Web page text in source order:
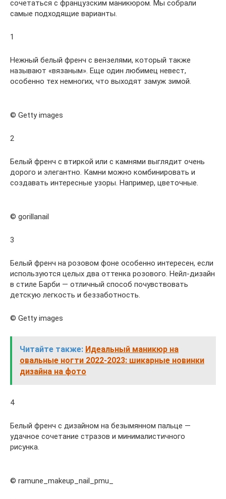
сочетаться с французским маникюром. Мы собрали
самые подходящие варианты.
1
Нежный белый френч с вензелями, который также
называют «вязаным». Еще один любимец невест,
особенно тех немногих, что выходят замуж зимой.
© Getty images
2
Белый френч с втиркой или с камнями выглядит очень
дорого и элегантно. Камни можно комбинировать и
создавать интересные узоры. Например, цветочные.
© gorillanail
3
Белый френч на розовом фоне особенно интересен, если
используются целых два оттенка розового. Нейл-дизайн
в стиле Барби — отличный способ почувствовать
детскую легкость и беззаботность.
© Getty images
Читайте также: Идеальный маникюр на
овальные ногти 2022-2023: шикарные новинки
дизайна на фото
4
Белый френч с дизайном на безымянном пальце —
удачное сочетание стразов и минималистичного
рисунка.
© ramune_makeup_nail_pmu_